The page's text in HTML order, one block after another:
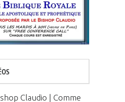
Claudio | Comme